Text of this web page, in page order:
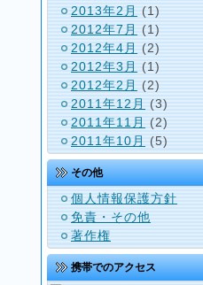
2013年2月
(1)
2012年7月
(1)
2012年4月 (2)
2012年3月 (1)
2012年2月
(2)
2011年12月
(3)
2011年11月 (2)
2011年10月 (5)
その他
個人情報保護方針
免責・その他
著作権
携帯でのアクセス